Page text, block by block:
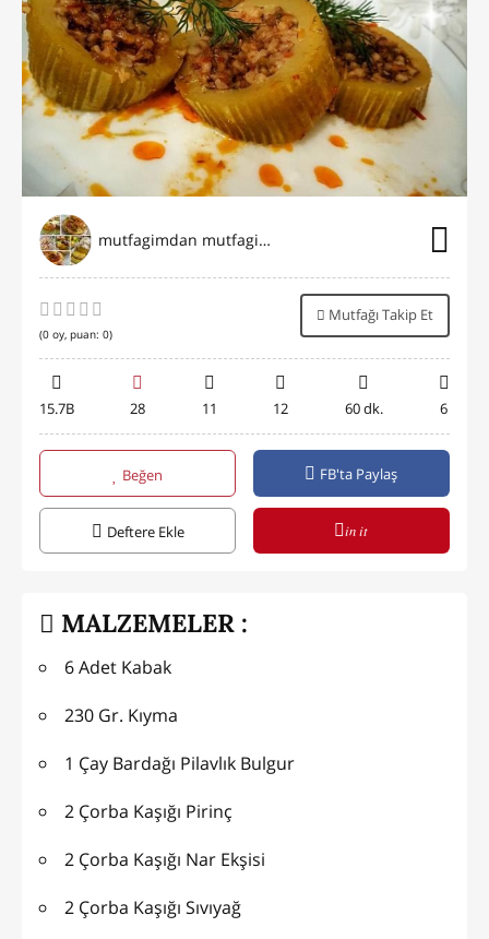
mutfagimdan mutfaginiza
(0 oy, puan: 0)
Mutfağı Takip Et
15.7B 28 11 12 60 dk. 6
Beğen FB'ta Paylaş
Deftere Ekle in it
MALZEMELER :
6 Adet Kabak
230 Gr. Kıyma
1 Çay Bardağı Pilavlık Bulgur
2 Çorba Kaşığı Pirinç
2 Çorba Kaşığı Nar Ekşisi
2 Çorba Kaşığı Sıvıyağ